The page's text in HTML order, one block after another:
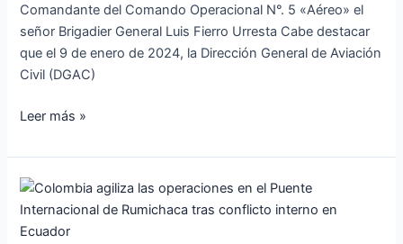
Comandante del Comando Operacional N°. 5 «Aéreo» el
señor Brigadier General Luis Fierro Urresta Cabe destacar
que el 9 de enero de 2024, la Dirección General de Aviación
Civil (DGAC)
Leer más »
Colombia
agiliza
las